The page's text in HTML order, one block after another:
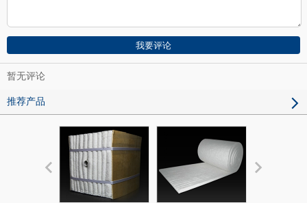
暂无评论
推荐产品